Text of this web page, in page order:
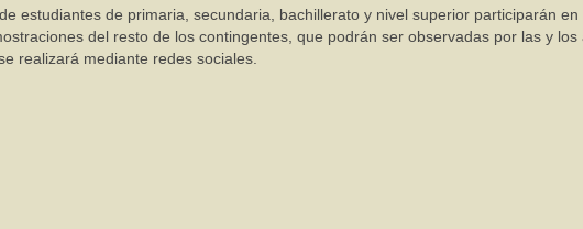
estudiantes de primaria, secundaria, bachillerato y nivel superior participarán en
del resto de los contingentes, que podrán ser observadas por las y
realizará mediante redes sociales.